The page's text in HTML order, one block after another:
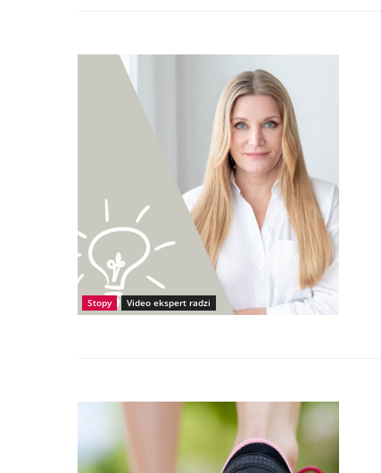
Stopy Video ekspert radzi
Źródło: Photogenica-PHX26223167